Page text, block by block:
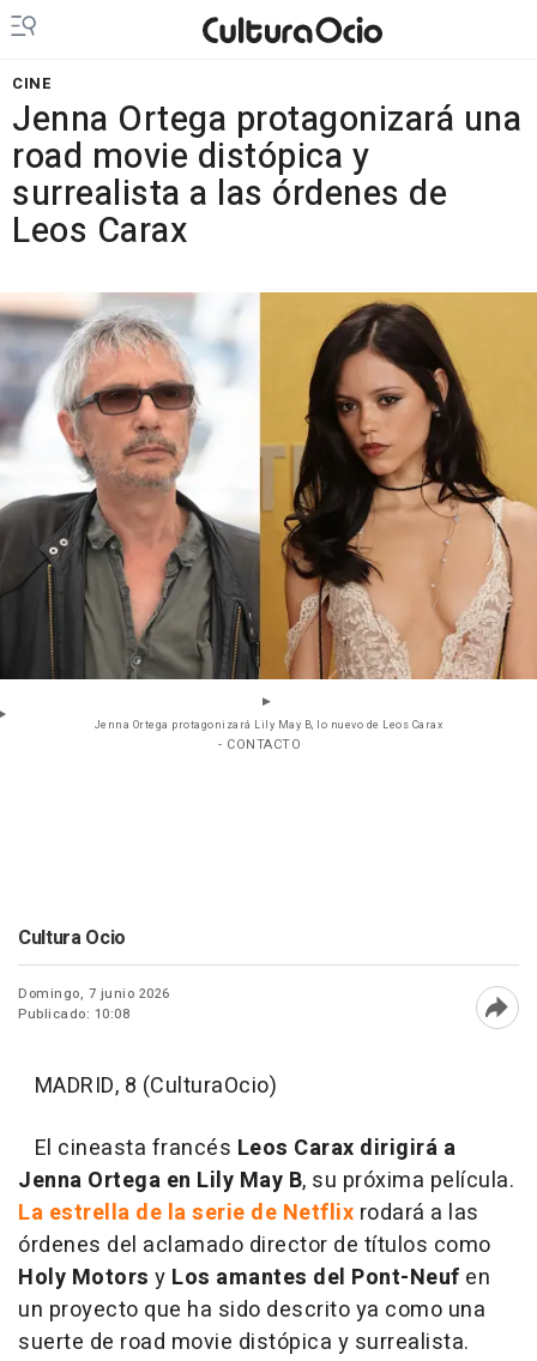
CINE
Jenna Ortega protagonizará una
road movie distópica y
surrealista a las órdenes de
Leos Carax
Jenna Ortega protagonizará Lily May B, lo nuevo de Leos Carax
- CONTACTO
Cultura Ocio
Domingo, 7 junio 2026
Publicado: 10:08
MADRID, 8 (CulturaOcio)
El cineasta francés Leos Carax dirigirá a
Jenna Ortega en Lily May B, su próxima película.
La estrella de la serie de Netflix rodará a las
órdenes del aclamado director de títulos como
Holy Motors y Los amantes del Pont-Neuf en
un proyecto que ha sido descrito ya como una
suerte de road movie distópica y surrealista.